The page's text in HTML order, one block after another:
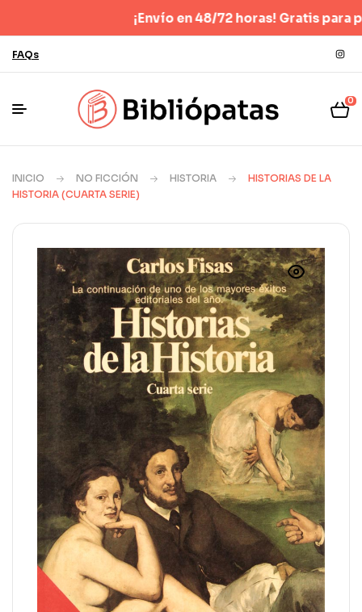
¡Envío en 48/72 horas! Gratis para
FAQs
0
INICIO NO FICCIÓN HISTORIA
HISTORIAS DE LA
HISTORIA (CUARTA SERIE)